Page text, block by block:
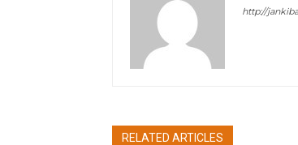
http://
RELATED ARTICLES